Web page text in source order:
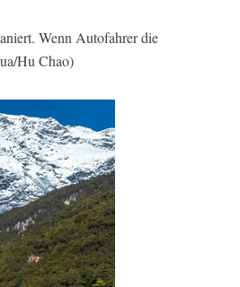
Wenn Autofahrer die
Hu Chao)